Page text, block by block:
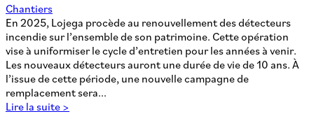
Chantiers
En 2025, Lojega procède au renouvellement des détecteurs
incendie sur l’ensemble de son patrimoine. Cette opération
vise à uniformiser le cycle d’entretien pour les années à venir.
Les nouveaux détecteurs auront une durée de vie de 10 ans. À
l’issue de cette période, une nouvelle campagne de
remplacement sera...
Lire la suite >